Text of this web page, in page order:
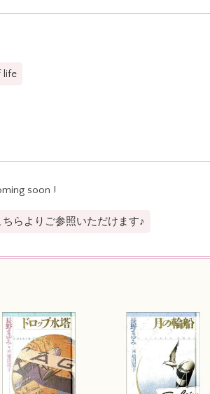
life
soon !
らよりご参照いただけます♪